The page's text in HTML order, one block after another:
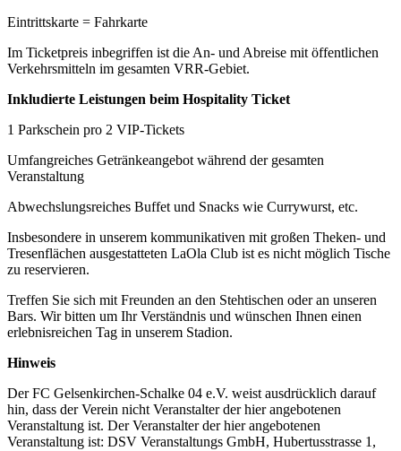
Eintrittskarte = Fahrkarte
Im Ticketpreis inbegriffen ist die An- und Abreise mit öffentlichen
Verkehrsmitteln im gesamten VRR-Gebiet.
Inkludierte Leistungen beim Hospitality Ticket
1 Parkschein pro 2 VIP-Tickets
Umfangreiches Getränkeangebot während der gesamten
Veranstaltung
Abwechslungsreiches Buffet und Snacks wie Currywurst, etc.
Insbesondere in unserem kommunikativen mit großen Theken- und
Tresenflächen ausgestatteten LaOla Club ist es nicht möglich Tische
zu reservieren.
Treffen Sie sich mit Freunden an den Stehtischen oder an unseren
Bars. Wir bitten um Ihr Verständnis und wünschen Ihnen einen
erlebnisreichen Tag in unserem Stadion.
Hinweis
Der FC Gelsenkirchen-Schalke 04 e.V. weist ausdrücklich darauf
hin, dass der Verein nicht Veranstalter der hier angebotenen
Veranstaltung ist. Der Veranstalter der hier angebotenen
Veranstaltung ist: DSV Veranstaltungs GmbH, Hubertusstrasse 1,